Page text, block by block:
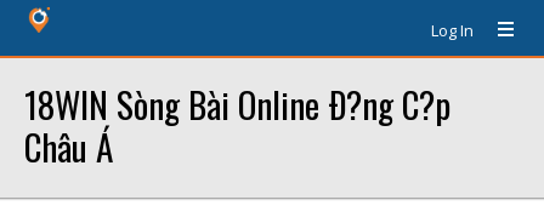
Log In
18WIN Sòng Bài Online Ð?ng C?p
Châu Á